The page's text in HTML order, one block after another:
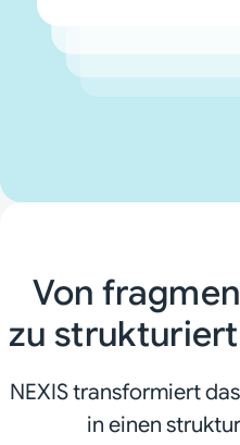
Von
zu
NEXIS transformiert
in einen